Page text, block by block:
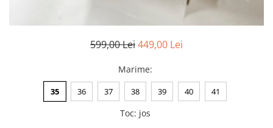
599,00 Lei449,00 Lei
Marime:
35 36 37 38 39 40 41
Toc: jos